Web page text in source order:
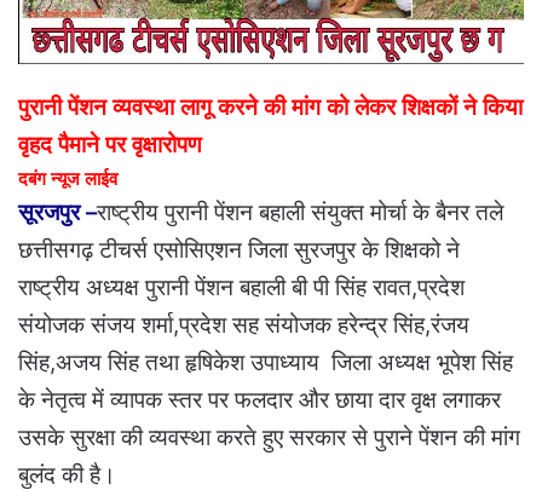
पुरानी पेंशन व्यवस्था लागू करने की मांग को लेकर शिक्षकों ने किया
वृहद पैमाने पर वृक्षारोपण
दबंग न्यूज लाईव
सूरजपुर –राष्ट्रीय पुरानी पेंशन बहाली संयुक्त मोर्चा के बैनर तले
छत्तीसगढ़ टीचर्स एसोसिएशन जिला सुरजपुर के शिक्षको ने
राष्ट्रीय अध्यक्ष पुरानी पेंशन बहाली बी पी सिंह रावत,प्रदेश
संयोजक संजय शर्मा,प्रदेश सह संयोजक हरेन्द्र सिंह,रंजय
सिंह,अजय सिंह तथा हृषिकेश उपाध्याय जिला अध्यक्ष भूपेश सिंह
के नेतृत्व में व्यापक स्तर पर फलदार और छाया दार वृक्ष लगाकर
उसके सुरक्षा की व्यवस्था करते हुए सरकार से पुराने पेंशन की मांग
बुलंद की है।